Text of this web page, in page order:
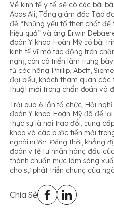
Về kinh tế y tế, sẽ có các bài
Abas Ali, Tổng giám đốc Tập
đề “Những yếu tố then chốt
hiệu quả” và ông Erwin
đoàn Y khoa Hoàn Mỹ có bài
kinh tế vĩ mô tác động trên
nghị, còn có triển lãm trưng
từ các hãng Phillip, Abott,
đại biểu, khách tham quan
thuật mới trong chẩn đoán và
Trải qua 6 lần tổ chức, Hội
đoàn Y khoa Hoàn Mỹ đã để
thực sự là nơi trao đổi, cung
khoa và các bước tiến mới
ngoài nước. Đồng thời, khẳng
đoàn y tế tư nhân hàng đầu
thành chuẩn mực lâm sàng
cho sự phát triển chung của
Chia Sẻ